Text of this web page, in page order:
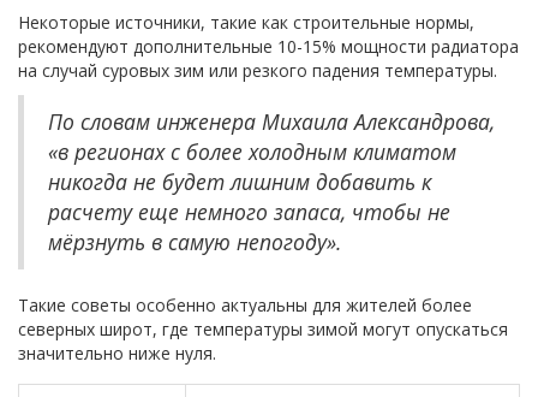
Некоторые источники, такие как строительные нормы,
рекомендуют дополнительные 10-15% мощности радиатора
на случай суровых зим или резкого падения температуры.
По словам инженера Михаила Александрова,
«в регионах с более холодным климатом
никогда не будет лишним добавить к
расчету еще немного запаса, чтобы не
мёрзнуть в самую непогоду».
Такие советы особенно актуальны для жителей более
северных широт, где температуры зимой могут опускаться
значительно ниже нуля.